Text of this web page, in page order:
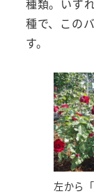
種類。いず
種で、この
す。
左から